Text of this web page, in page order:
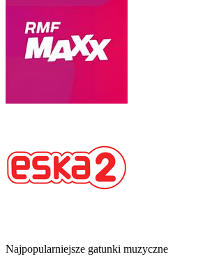
Najpopularniejsze gatunki muzyczne